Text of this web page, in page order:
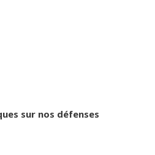
sur nos défenses